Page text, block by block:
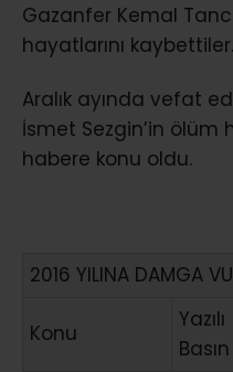
Gazanfer Kemal
hayatlarını kaybettiler.
Aralık ayında vefat
İsmet Sezgin’in
habere konu oldu.
2016 YILINA DAMGA
Konu
Yazılı
Basın